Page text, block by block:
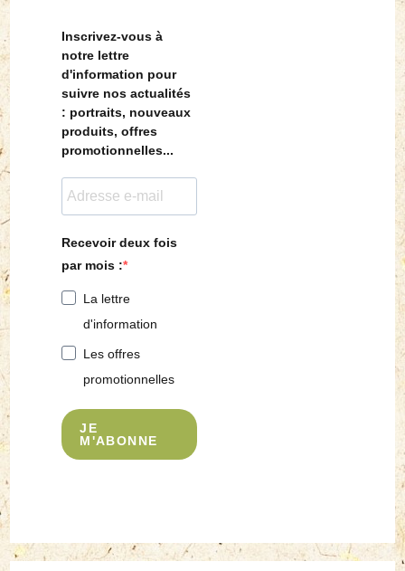
Inscrivez-vous à
notre lettre
d'information pour
suivre nos actualités
: portraits, nouveaux
produits, offres
promotionnelles...
Recevoir deux fois
par mois :
La lettre
d'information
Les offres
promotionnelles
JE
M'ABONNE